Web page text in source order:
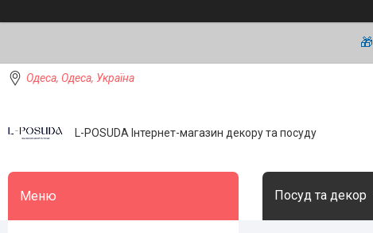
🎁
Одеса, Одеса, Україна
L-POSUDA Інтернет-магазин декору та посуду
Посуд та декор